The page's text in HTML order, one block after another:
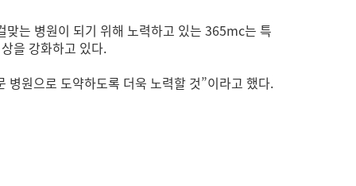
맞는 병원이 되기 위해 노력하고 있는 365mc는 특
을 강화하고 있다.
원으로 도약하도록 더욱 노력할 것”이라고 했다.